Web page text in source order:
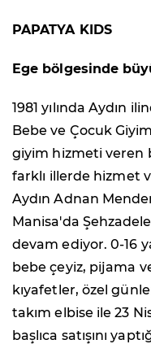
PAPATYA KIDS
Ege bölgesinde
1981 yılında Aydın
Bebe ve Çocuk
giyim hizmeti veren
farklı illerde hizmet
Aydın Adnan
Manisa'da
devam ediyor. 0-16
bebe çeyiz, pijama
kıyafetler, özel
takım elbise ile 23
başlıca satışını